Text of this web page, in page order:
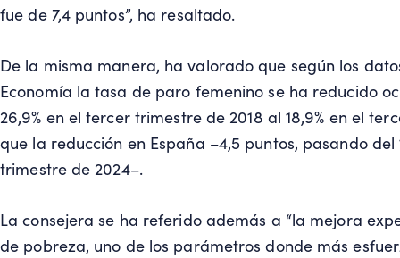
fue de 7,4 puntos”, ha resaltado.
De la misma manera, ha valorado que según los
Economía la tasa de paro femenino se ha reducido
26,9% en el tercer trimestre de 2018 al 18,9% en el
que la reducción en España –4,5 puntos, pasando del
trimestre de 2024–.
La consejera se ha referido además a “la mejora
de pobreza, uno de los parámetros donde más